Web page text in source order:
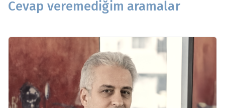
Cevap veremediğim aramalar